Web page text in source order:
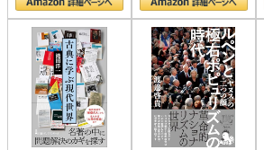
書)